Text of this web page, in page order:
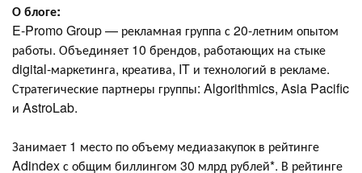
О блоге:
E-Promo Group — рекламная группа с 20-летним опытом
работы. Объединяет 10 брендов, работающих на стыке
digital-маркетинга, креатива, IT и технологий в рекламе.
Стратегические партнеры группы: Algorithmics, Asia Pacific
и AstroLab.
Занимает 1 место по объему медиазакупок в рейтинге
Adindex с общим биллингом 30 млрд рублей*. В рейтинге